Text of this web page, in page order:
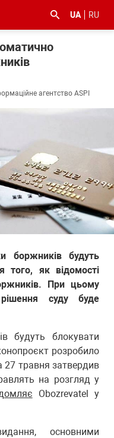
UA RU
агентство ASPI
боржників будуть
того, як відомості
При цьому
суду буде
будуть блокувати
розробило
27 травня затвердив
на розгляд у
Obozrevatel у
основними